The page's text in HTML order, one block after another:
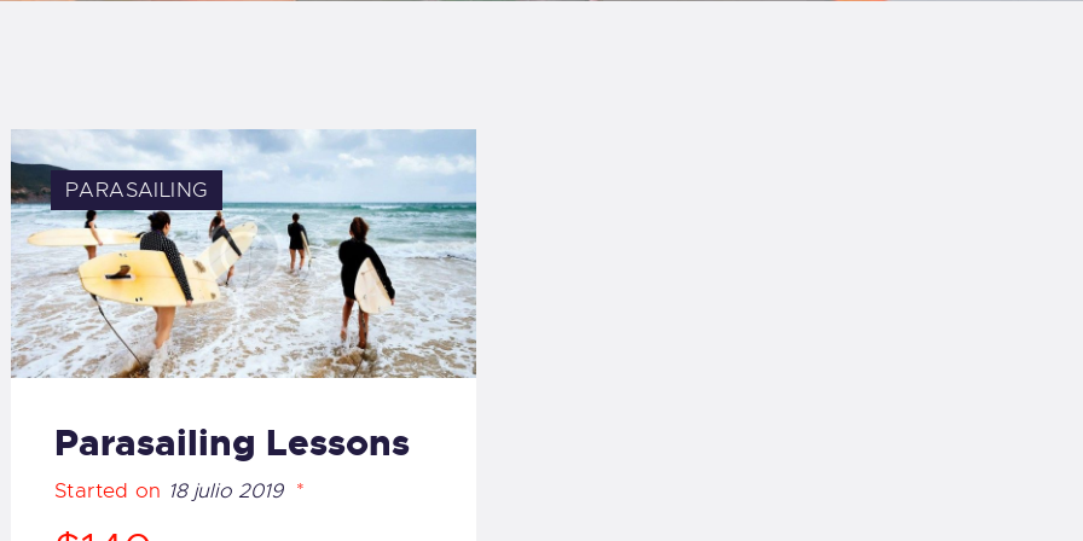
CARRITO
FAMILY
SALINAS
PARASAILING
Parasailing Lessons
Started on 18 julio 2019